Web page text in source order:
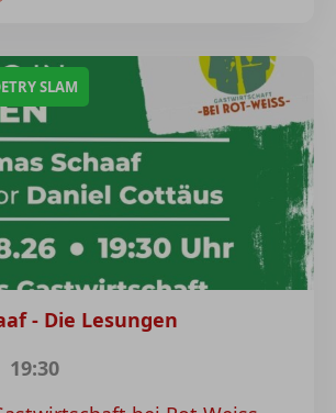
SLAM
- Die Lesungen
19:30